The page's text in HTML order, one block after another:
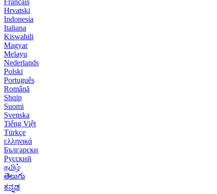
Hrvatski
Indonesia
Italiana
Kiswahili
Magyar
Melayu
Nederlands
Polski
Português
Română
Shqip
Suomi
Svenska
Tiếng Việt
Türkçe
ελληνικά
Български
Русский
தமிழ்
తెలుగు
ಕನ್ನಡ